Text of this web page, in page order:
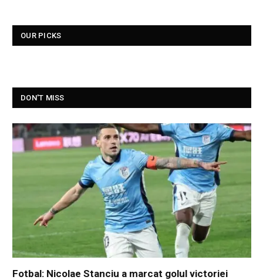
OUR PICKS
DON'T MISS
Fotbal: Nicolae Stanciu a marcat golul victoriei